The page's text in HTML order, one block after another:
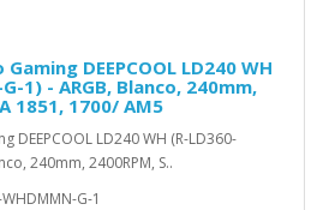
DEEPCOOL LD240 WH
1) - ARGB, Blanco, 240mm,
1851, 1700/ AM5
DEEPCOOL LD240 WH (R-LD360-
240mm, 2400RPM, S..
G-1